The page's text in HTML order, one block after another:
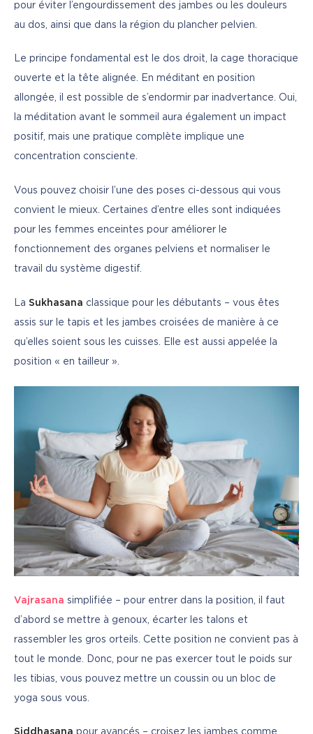
pour éviter l’engourdissement des jambes ou les douleurs
au dos, ainsi que dans la région du plancher pelvien.
Le principe fondamental est le dos droit, la cage thoracique
ouverte et la tête alignée. En méditant en position
allongée, il est possible de s’endormir par inadvertance. Oui,
la méditation avant le sommeil aura également un impact
positif, mais une pratique complète implique une
concentration consciente.
Vous pouvez choisir l’une des poses ci-dessous qui vous
convient le mieux. Certaines d’entre elles sont indiquées
pour les femmes enceintes pour améliorer le
fonctionnement des organes pelviens et normaliser le
travail du système digestif.
La Sukhasana classique pour les débutants – vous êtes
assis sur le tapis et les jambes croisées de manière à ce
qu’elles soient sous les cuisses. Elle est aussi appelée la
position « en tailleur ».
Vajrasana simplifiée – pour entrer dans la position, il faut
d’abord se mettre à genoux, écarter les talons et
rassembler les gros orteils. Cette position ne convient pas à
tout le monde. Donc, pour ne pas exercer tout le poids sur
les tibias, vous pouvez mettre un coussin ou un bloc de
yoga sous vous.
Siddhasana pour avancés – croisez les jambes comme